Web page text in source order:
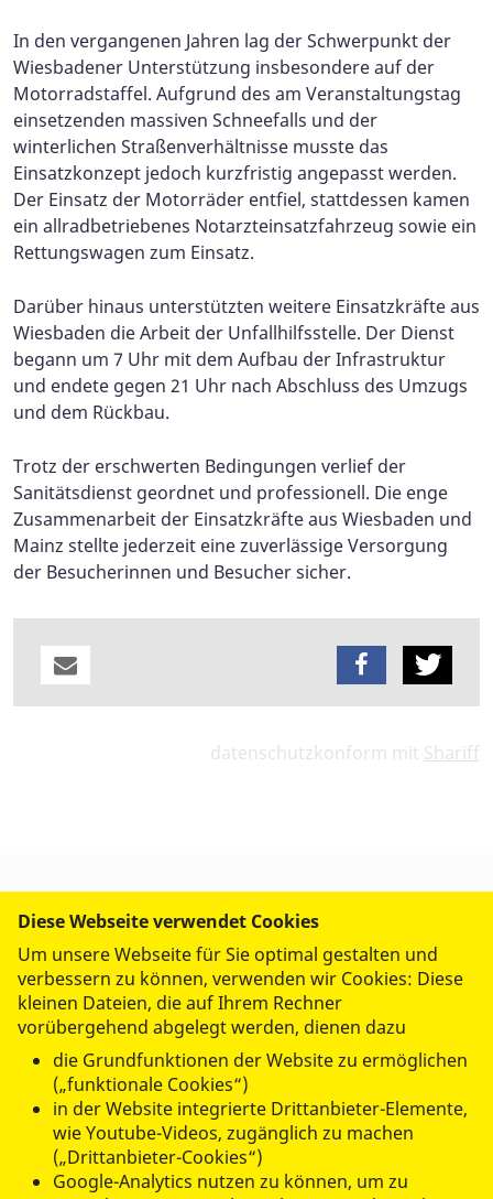
In den vergangenen Jahren lag der Schwerpunkt der
Wiesbadener Unterstützung insbesondere auf der
Motorradstaffel. Aufgrund des am Veranstaltungstag
einsetzenden massiven Schneefalls und der
winterlichen Straßenverhältnisse musste das
Einsatzkonzept jedoch kurzfristig angepasst werden.
Der Einsatz der Motorräder entfiel, stattdessen kamen
ein allradbetriebenes Notarzteinsatzfahrzeug sowie ein
Rettungswagen zum Einsatz.
Darüber hinaus unterstützten weitere Einsatzkräfte aus
Wiesbaden die Arbeit der Unfallhilfsstelle. Der Dienst
begann um 7 Uhr mit dem Aufbau der Infrastruktur
und endete gegen 21 Uhr nach Abschluss des Umzugs
und dem Rückbau.
Trotz der erschwerten Bedingungen verlief der
Sanitätsdienst geordnet und professionell. Die enge
Zusammenarbeit der Einsatzkräfte aus Wiesbaden und
Mainz stellte jederzeit eine zuverlässige Versorgung
der Besucherinnen und Besucher sicher.
datenschutzkonform mit Shariff
UNSERE ANGEBOTE
FREIWILLIG AKTIV
ÜBER UNS
Diese Webseite verwendet Cookies
Um unsere Webseite für Sie optimal gestalten und
verbessern zu können, verwenden wir Cookies: Diese
kleinen Dateien, die auf Ihrem Rechner
vorübergehend abgelegt werden, dienen dazu
die Grundfunktionen der Website zu ermöglichen
(„funktionale Cookies“)
in der Website integrierte Drittanbieter-Elemente,
wie Youtube-Videos, zugänglich zu machen
(„Drittanbieter-Cookies“)
Google-Analytics nutzen zu können, um zu